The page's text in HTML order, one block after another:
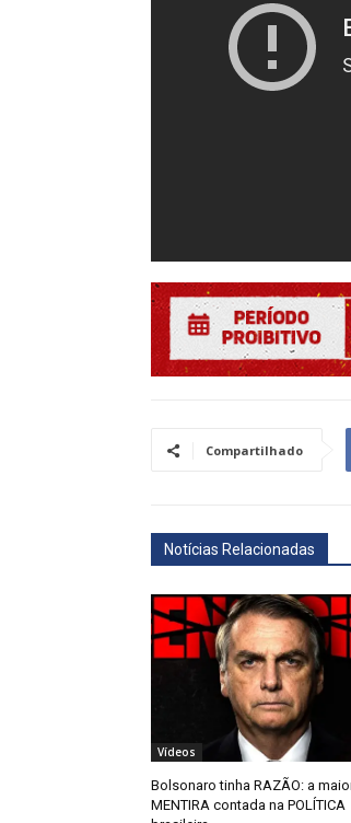
Compartilhado
Notícias Relacionadas
Vídeos
Bolsonaro tinha RAZÃO: a
MENTIRA contada na POLÍTICA